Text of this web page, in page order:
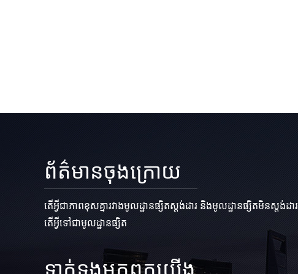
ព័ត៌មានចុងក្រោយ
តើអ្វីជាភាពខុសគ្នារវាងមូលដ្ឋានផ្សិតស្តង់ដារ និងមូលដ្ឋានផ្សិតមិនស្តង់ដារ
តើអ្វីទៅជាមូលដ្ឋានផ្សិត
ទាក់ទង​មក​ពួក​យើង